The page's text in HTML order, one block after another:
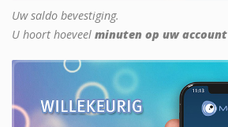
Uw saldo bevestiging.
U hoort hoeveel minuten op uw account